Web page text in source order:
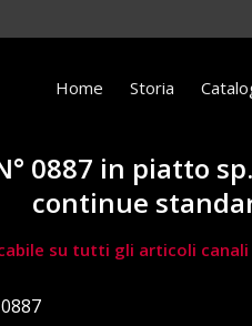
Home Storia
0887 in piatto
continue
su tutti gli articoli